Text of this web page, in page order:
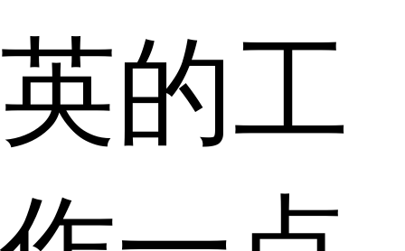
英的工